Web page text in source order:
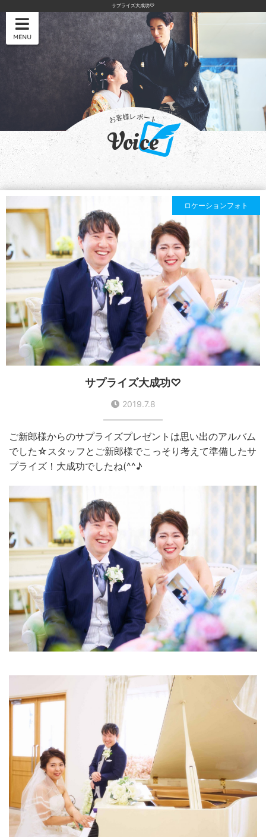
サプライズ大成功♡
MENU
Voice
ロケーションフォト
サプライズ大成功♡
2019.7.8
ご新郎様からのサプライズプレゼントは思い出のアルバム
でした☆スタッフとご新郎様でこっそり考えて準備したサ
プライズ！大成功でしたね(^^♪